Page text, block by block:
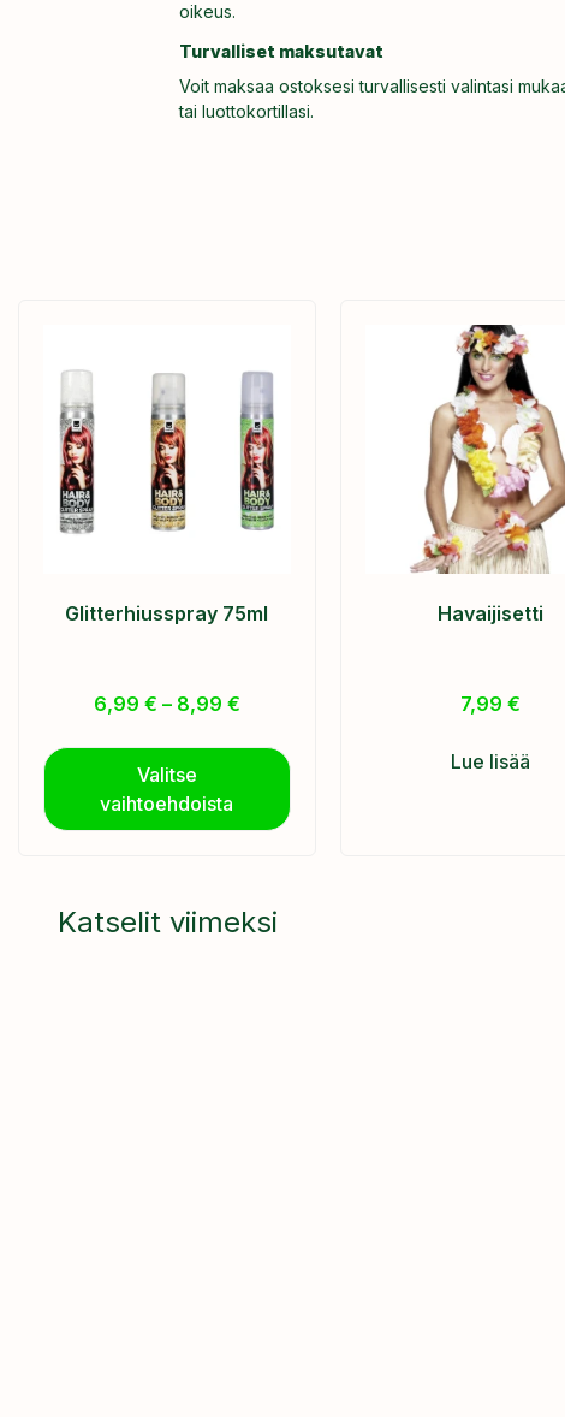
oikeus.
Turvalliset maksutavat
Voit maksaa ostoksesi turvallisesti valintasi
tai luottokortillasi.
Glitterhiusspray 75ml
6,99 € – 8,99 €
Valitse
vaihtoehdoista
Havaijisetti
7,99 €
Lue lisää
Katselit viimeksi